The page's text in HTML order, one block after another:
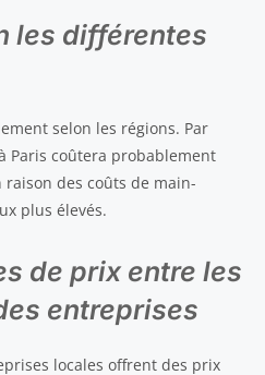
les différentes
selon les régions. Par
Paris coûtera probablement
raison des coûts de main-
plus élevés.
de prix entre les
entreprises
locales offrent des prix